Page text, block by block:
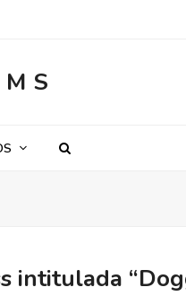
intitulada